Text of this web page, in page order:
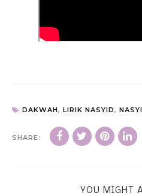
DAKWAH, LIRIK NASYID,
SHARE:
YOU MIGHT